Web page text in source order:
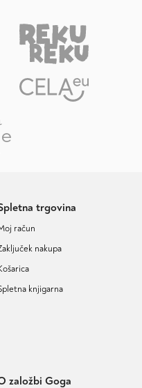
trgovina
račun
nakupa
knjigarna
založbi Goga